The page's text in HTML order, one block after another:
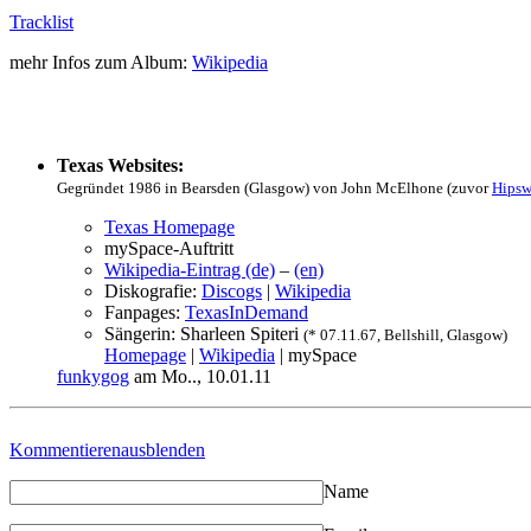
Tracklist
mehr Infos zum Album: Wikipedia
Texas Websites:
Gegründet 1986 in Bearsden (Glasgow) von John McElhone (zuvor
Texas Homepage
mySpace-Auftritt
Wikipedia-Eintrag (de) – (en)
Diskografie: Discogs | Wikipedia
Fanpages: TexasInDemand
Sängerin: Sharleen Spiteri (* 07.11.67, Bellshill, Glasgow)
Homepage | Wikipedia | mySpace
funkygog am Mo.., 10.01.11
Kommentierenausblenden
Name